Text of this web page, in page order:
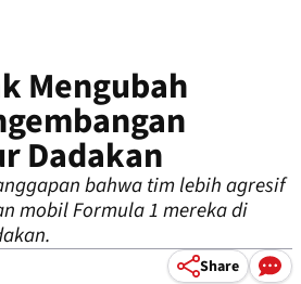
Mengubah
Dadakan
bahwa tim lebih agresif
mobil Formula 1 mereka di
Share